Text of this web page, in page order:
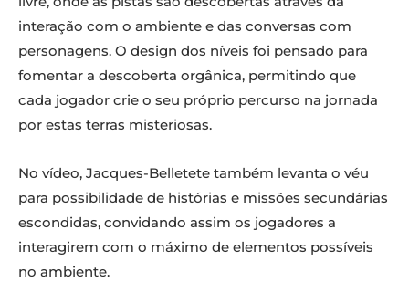
interação com o ambiente e das conversas com
personagens. O design dos níveis foi pensado para
fomentar a descoberta orgânica, permitindo que
cada jogador crie o seu próprio percurso na jornada
por estas terras misteriosas.
No vídeo, Jacques-Belletete também levanta o véu
para possibilidade de histórias e missões secundárias
escondidas, convidando assim os jogadores a
interagirem com o máximo de elementos possíveis
no ambiente.